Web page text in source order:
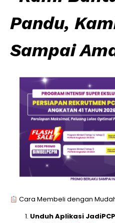
Pandu,
Sampai
Cara Membeli dengan
Unduh Aplikasi